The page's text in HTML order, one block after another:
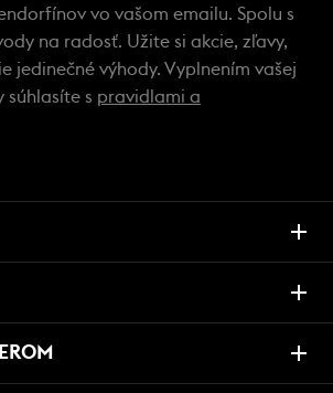
vo vašom emailu. Spolu s
na radosť. Užite si akcie, zľavy,
jedinečné výhody. Vyplnením vašej
súhlasíte s pravidlami a